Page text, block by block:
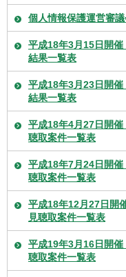
個人情報保護運営審
平成18年3月15日開
結果一覧表
平成18年3月23日開
結果一覧表
平成18年4月27日開
聴取案件一覧表
平成18年7月24日開
聴取案件一覧表
平成18年12月27日
見聴取案件一覧表
平成19年3月16日開
聴取案件一覧表